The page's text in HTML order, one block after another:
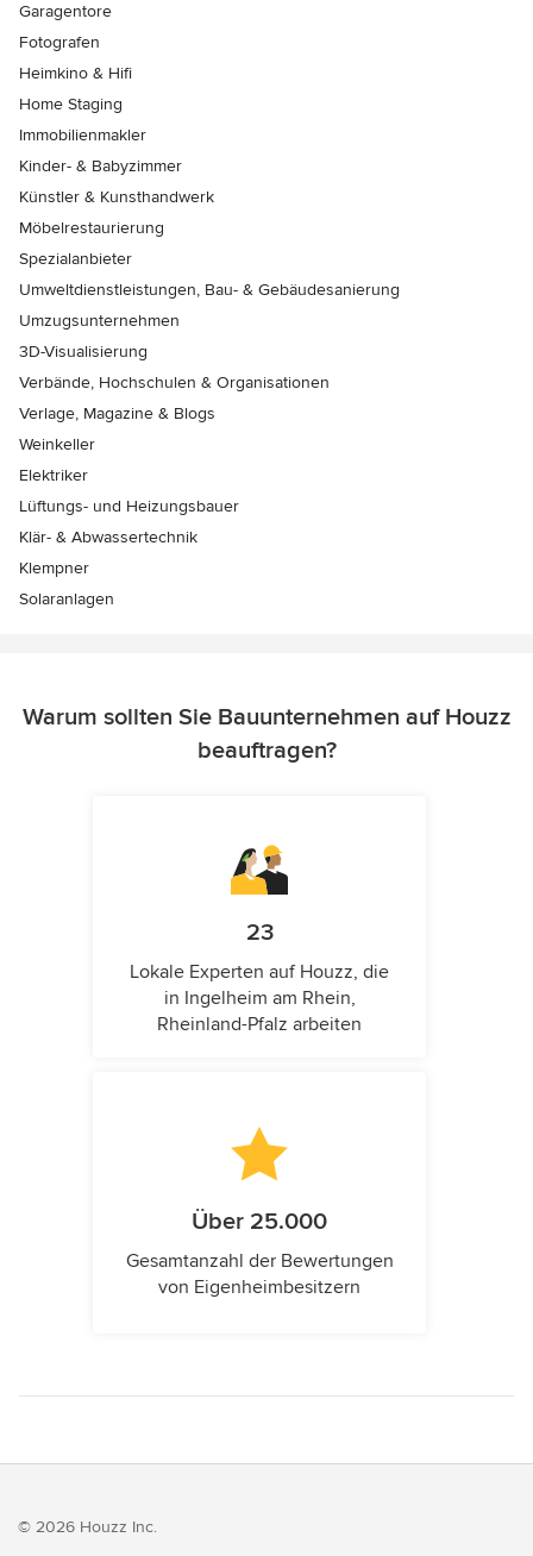
Garagentore
Fotografen
Heimkino & Hifi
Home Staging
Immobilienmakler
Kinder- & Babyzimmer
Künstler & Kunsthandwerk
Möbelrestaurierung
Spezialanbieter
Umweltdienstleistungen, Bau- & Gebäudesanierung
Umzugsunternehmen
3D-Visualisierung
Verbände, Hochschulen & Organisationen
Verlage, Magazine & Blogs
Weinkeller
Elektriker
Lüftungs- und Heizungsbauer
Klär- & Abwassertechnik
Klempner
Solaranlagen
Warum sollten Sie Bauunternehmen auf Houzz
beauftragen?
23
Lokale Experten auf Houzz, die
in Ingelheim am Rhein,
Rheinland-Pfalz arbeiten
Über 25.000
Gesamtanzahl der Bewertungen
von Eigenheimbesitzern
© 2026 Houzz Inc.